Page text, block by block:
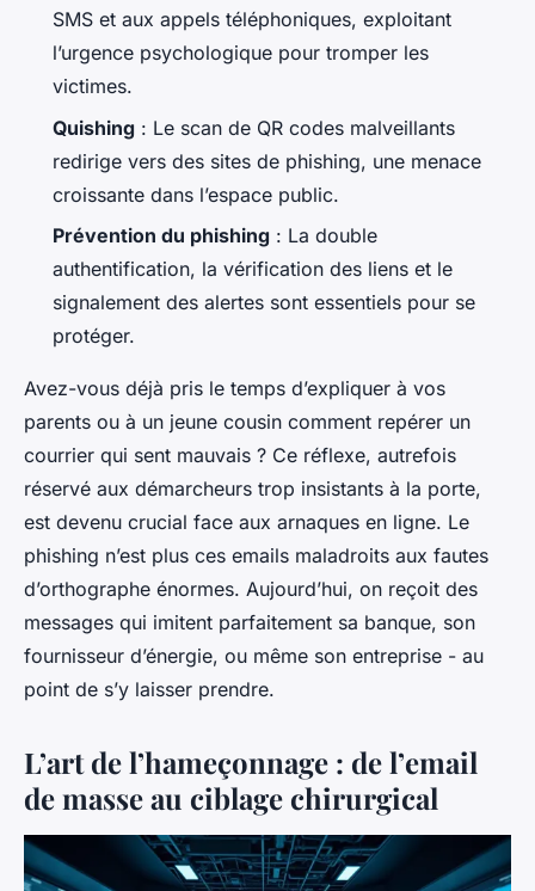
SMS et aux appels téléphoniques, exploitant
l’urgence psychologique pour tromper les
victimes.
Quishing : Le scan de QR codes malveillants
redirige vers des sites de phishing, une menace
croissante dans l’espace public.
Prévention du phishing : La double
authentification, la vérification des liens et le
signalement des alertes sont essentiels pour se
protéger.
Avez-vous déjà pris le temps d’expliquer à vos
parents ou à un jeune cousin comment repérer un
courrier qui sent mauvais ? Ce réflexe, autrefois
réservé aux démarcheurs trop insistants à la porte,
est devenu crucial face aux arnaques en ligne. Le
phishing n’est plus ces emails maladroits aux fautes
d’orthographe énormes. Aujourd’hui, on reçoit des
messages qui imitent parfaitement sa banque, son
fournisseur d’énergie, ou même son entreprise - au
point de s’y laisser prendre.
L’art de l’hameçonnage : de l’email
de masse au ciblage chirurgical